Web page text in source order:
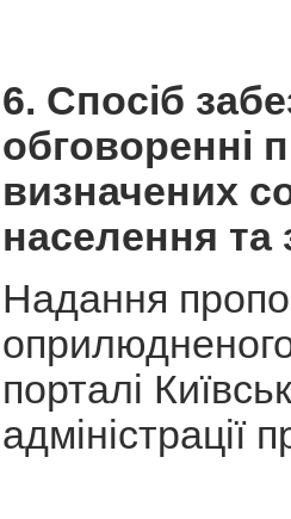
6. Спосіб
обговоренні
визначених
населення та
Надання
порталі
адміністрації